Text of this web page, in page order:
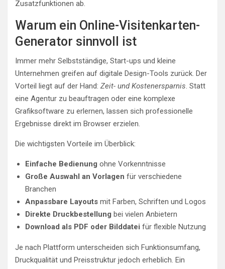
Zusatzfunktionen ab.
Warum ein Online-Visitenkarten-
Generator sinnvoll ist
Immer mehr Selbstständige, Start-ups und kleine
Unternehmen greifen auf digitale Design-Tools zurück. Der
Vorteil liegt auf der Hand: Zeit- und Kostenersparnis. Statt
eine Agentur zu beauftragen oder eine komplexe
Grafiksoftware zu erlernen, lassen sich professionelle
Ergebnisse direkt im Browser erzielen.
Die wichtigsten Vorteile im Überblick:
Einfache Bedienung ohne Vorkenntnisse
Große Auswahl an Vorlagen für verschiedene
Branchen
Anpassbare Layouts mit Farben, Schriften und Logos
Direkte Druckbestellung bei vielen Anbietern
Download als PDF oder Bilddatei für flexible Nutzung
Je nach Plattform unterscheiden sich Funktionsumfang,
Druckqualität und Preisstruktur jedoch erheblich. Ein